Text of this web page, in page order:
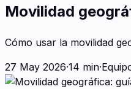
Movilidad
Cómo usar la movilidad
27 May 2026·14 min·